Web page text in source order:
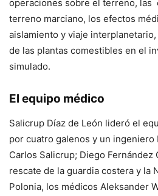
operaciones sobre el terreno, las
terreno marciano, los efectos
aislamiento y viaje
de las plantas comestibles en el
simulado.
El equipo médico
Salicrup Díaz de León lideró el
por cuatro galenos y un
Carlos Salicrup; Diego Fernández
rescate de la guardia costera y la
Polonia, los médicos Aleksander